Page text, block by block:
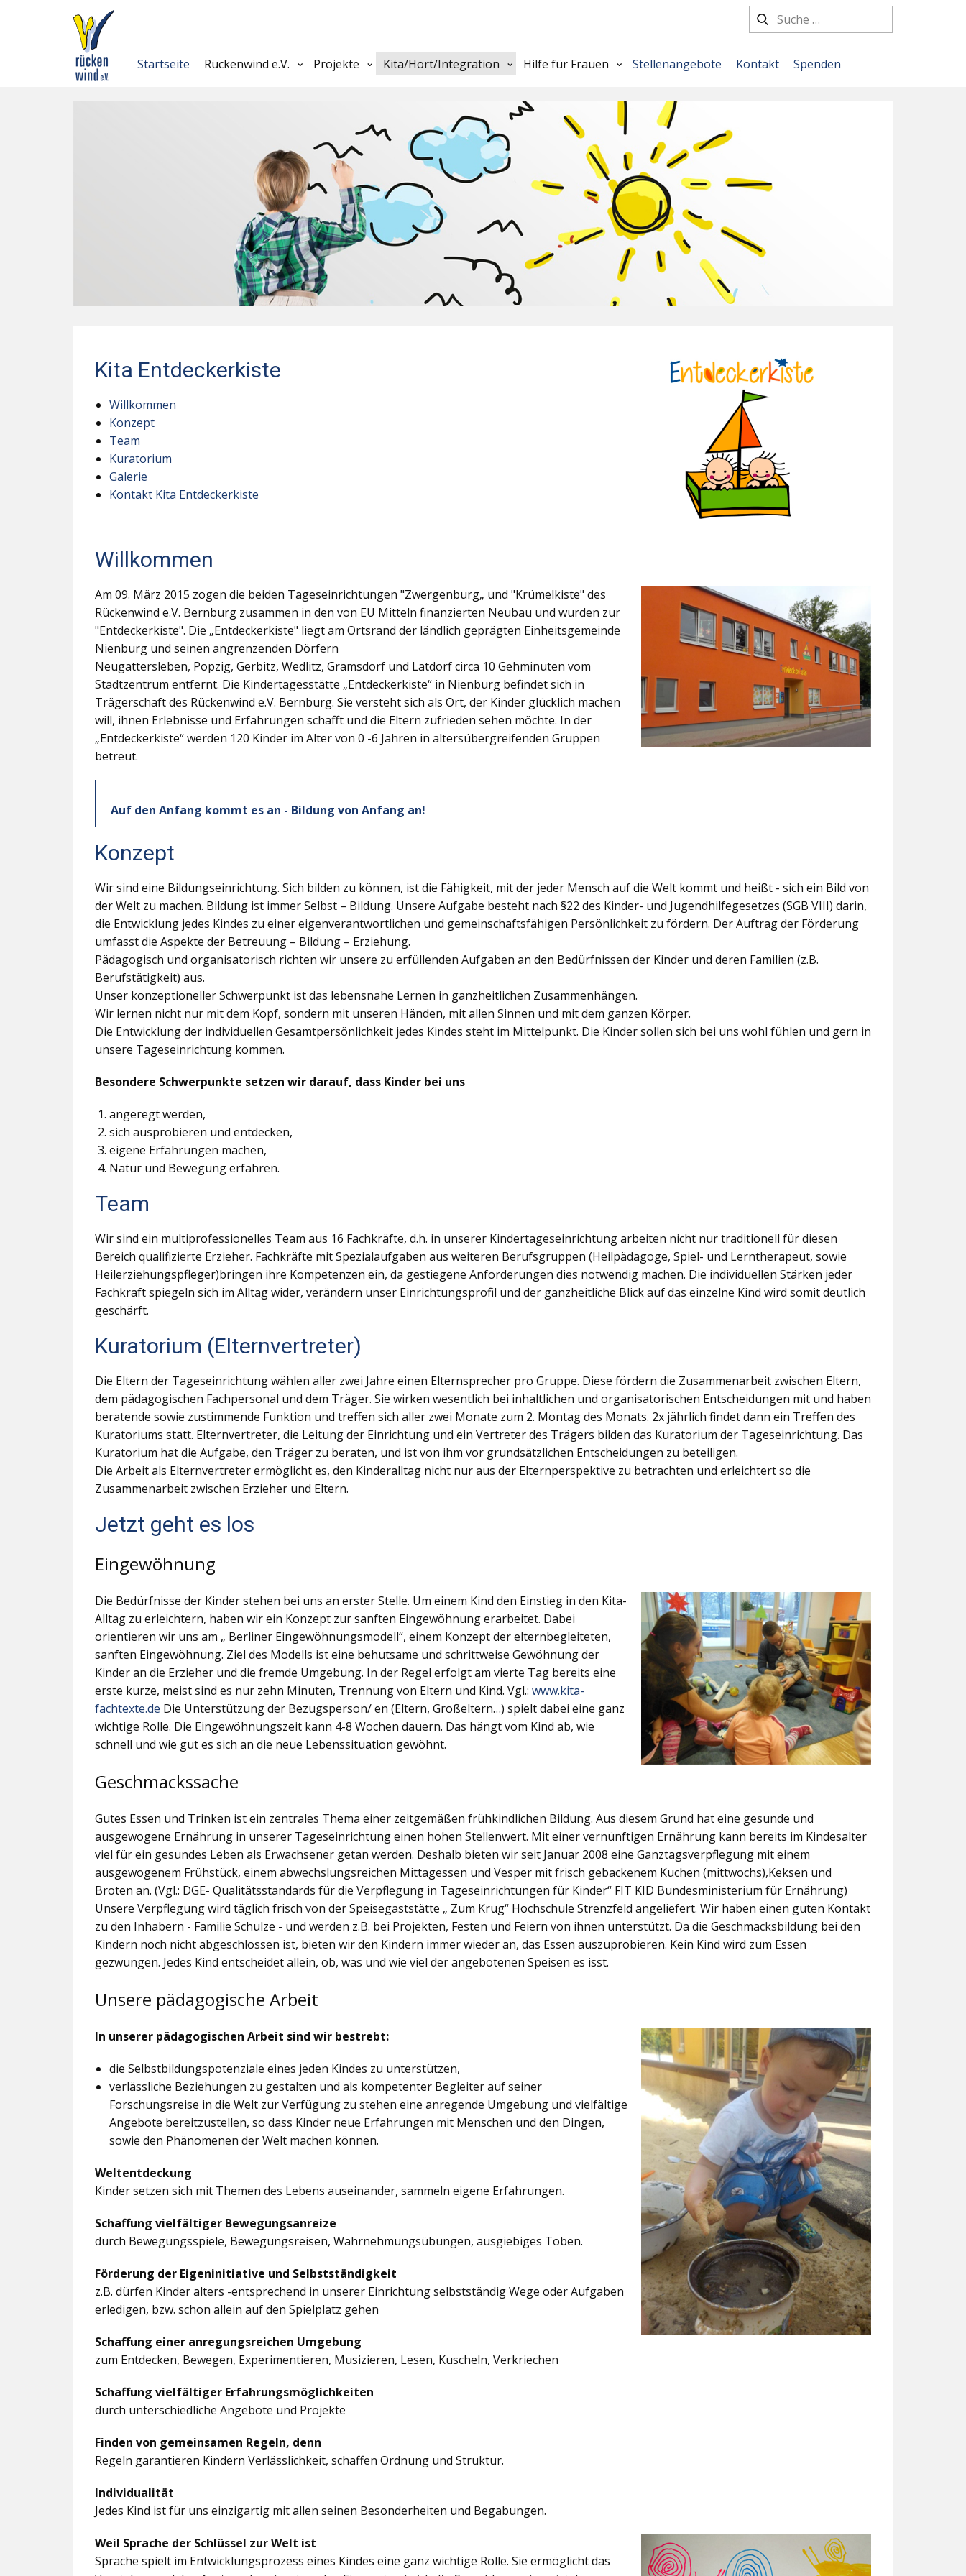
Startseite Rückenwind e.V. Projekte Kita/Hort/Integration Hilfe für Frauen Stellenangebote Kontakt Spenden
Kita Entdeckerkiste
Willkommen
Konzept
Team
Kuratorium
Galerie
Kontakt Kita Entdeckerkiste
Willkommen
Am 09. März 2015 zogen die beiden Tageseinrichtungen "Zwergenburg„ und "Krümelkiste" des
Rückenwind e.V. Bernburg zusammen in den von EU Mitteln finanzierten Neubau und wurden zur
"Entdeckerkiste". Die „Entdeckerkiste" liegt am Ortsrand der ländlich geprägten Einheitsgemeinde
Nienburg und seinen angrenzenden Dörfern
Neugattersleben, Popzig, Gerbitz, Wedlitz, Gramsdorf und Latdorf circa 10 Gehminuten vom
Stadtzentrum entfernt. Die Kindertagesstätte „Entdeckerkiste“ in Nienburg befindet sich in
Trägerschaft des Rückenwind e.V. Bernburg. Sie versteht sich als Ort, der Kinder glücklich machen
will, ihnen Erlebnisse und Erfahrungen schafft und die Eltern zufrieden sehen möchte. In der
„Entdeckerkiste“ werden 120 Kinder im Alter von 0 -6 Jahren in altersübergreifenden Gruppen
betreut.
Auf den Anfang kommt es an - Bildung von Anfang an!
Konzept
Wir sind eine Bildungseinrichtung. Sich bilden zu können, ist die Fähigkeit, mit der jeder Mensch auf die Welt kommt und heißt - sich ein Bild von
der Welt zu machen. Bildung ist immer Selbst – Bildung. Unsere Aufgabe besteht nach §22 des Kinder- und Jugendhilfegesetzes (SGB VIII) darin,
die Entwicklung jedes Kindes zu einer eigenverantwortlichen und gemeinschaftsfähigen Persönlichkeit zu fördern. Der Auftrag der Förderung
umfasst die Aspekte der Betreuung – Bildung – Erziehung.
Pädagogisch und organisatorisch richten wir unsere zu erfüllenden Aufgaben an den Bedürfnissen der Kinder und deren Familien (z.B.
Berufstätigkeit) aus.
Unser konzeptioneller Schwerpunkt ist das lebensnahe Lernen in ganzheitlichen Zusammenhängen.
Wir lernen nicht nur mit dem Kopf, sondern mit unseren Händen, mit allen Sinnen und mit dem ganzen Körper.
Die Entwicklung der individuellen Gesamtpersönlichkeit jedes Kindes steht im Mittelpunkt. Die Kinder sollen sich bei uns wohl fühlen und gern in
unsere Tageseinrichtung kommen.
Besondere Schwerpunkte setzen wir darauf, dass Kinder bei uns
angeregt werden,
sich ausprobieren und entdecken,
eigene Erfahrungen machen,
Natur und Bewegung erfahren.
Team
Wir sind ein multiprofessionelles Team aus 16 Fachkräfte, d.h. in unserer Kindertageseinrichtung arbeiten nicht nur traditionell für diesen
Bereich qualifizierte Erzieher. Fachkräfte mit Spezialaufgaben aus weiteren Berufsgruppen (Heilpädagoge, Spiel- und Lerntherapeut, sowie
Heilerziehungspfleger)bringen ihre Kompetenzen ein, da gestiegene Anforderungen dies notwendig machen. Die individuellen Stärken jeder
Fachkraft spiegeln sich im Alltag wider, verändern unser Einrichtungsprofil und der ganzheitliche Blick auf das einzelne Kind wird somit deutlich
geschärft.
Kuratorium (Elternvertreter)
Die Eltern der Tageseinrichtung wählen aller zwei Jahre einen Elternsprecher pro Gruppe. Diese fördern die Zusammenarbeit zwischen Eltern,
dem pädagogischen Fachpersonal und dem Träger. Sie wirken wesentlich bei inhaltlichen und organisatorischen Entscheidungen mit und haben
beratende sowie zustimmende Funktion und treffen sich aller zwei Monate zum 2. Montag des Monats. 2x jährlich findet dann ein Treffen des
Kuratoriums statt. Elternvertreter, die Leitung der Einrichtung und ein Vertreter des Trägers bilden das Kuratorium der Tageseinrichtung. Das
Kuratorium hat die Aufgabe, den Träger zu beraten, und ist von ihm vor grundsätzlichen Entscheidungen zu beteiligen.
Die Arbeit als Elternvertreter ermöglicht es, den Kinderalltag nicht nur aus der Elternperspektive zu betrachten und erleichtert so die
Zusammenarbeit zwischen Erzieher und Eltern.
Jetzt geht es los
Eingewöhnung
Die Bedürfnisse der Kinder stehen bei uns an erster Stelle. Um einem Kind den Einstieg in den Kita-
Alltag zu erleichtern, haben wir ein Konzept zur sanften Eingewöhnung erarbeitet. Dabei
orientieren wir uns am „ Berliner Eingewöhnungsmodell“, einem Konzept der elternbegleiteten,
sanften Eingewöhnung. Ziel des Modells ist eine behutsame und schrittweise Gewöhnung der
Kinder an die Erzieher und die fremde Umgebung. In der Regel erfolgt am vierte Tag bereits eine
erste kurze, meist sind es nur zehn Minuten, Trennung von Eltern und Kind. Vgl.: www.kita-
fachtexte.de Die Unterstützung der Bezugsperson/ en (Eltern, Großeltern…) spielt dabei eine ganz
wichtige Rolle. Die Eingewöhnungszeit kann 4-8 Wochen dauern. Das hängt vom Kind ab, wie
schnell und wie gut es sich an die neue Lebenssituation gewöhnt.
Geschmackssache
Gutes Essen und Trinken ist ein zentrales Thema einer zeitgemäßen frühkindlichen Bildung. Aus diesem Grund hat eine gesunde und
ausgewogene Ernährung in unserer Tageseinrichtung einen hohen Stellenwert. Mit einer vernünftigen Ernährung kann bereits im Kindesalter
viel für ein gesundes Leben als Erwachsener getan werden. Deshalb bieten wir seit Januar 2008 eine Ganztagsverpflegung mit einem
ausgewogenem Frühstück, einem abwechslungsreichen Mittagessen und Vesper mit frisch gebackenem Kuchen (mittwochs),Keksen und
Broten an. (Vgl.: DGE- Qualitätsstandards für die Verpflegung in Tageseinrichtungen für Kinder“ FIT KID Bundesministerium für Ernährung)
Unsere Verpflegung wird täglich frisch von der Speisegaststätte „ Zum Krug“ Hochschule Strenzfeld angeliefert. Wir haben einen guten Kontakt
zu den Inhabern - Familie Schulze - und werden z.B. bei Projekten, Festen und Feiern von ihnen unterstützt. Da die Geschmacksbildung bei den
Kindern noch nicht abgeschlossen ist, bieten wir den Kindern immer wieder an, das Essen auszuprobieren. Kein Kind wird zum Essen
gezwungen. Jedes Kind entscheidet allein, ob, was und wie viel der angebotenen Speisen es isst.
Unsere pädagogische Arbeit
In unserer pädagogischen Arbeit sind wir bestrebt:
die Selbstbildungspotenziale eines jeden Kindes zu unterstützen,
verlässliche Beziehungen zu gestalten und als kompetenter Begleiter auf seiner
Forschungsreise in die Welt zur Verfügung zu stehen eine anregende Umgebung und vielfältige
Angebote bereitzustellen, so dass Kinder neue Erfahrungen mit Menschen und den Dingen,
sowie den Phänomenen der Welt machen können.
Weltentdeckung
Kinder setzen sich mit Themen des Lebens auseinander, sammeln eigene Erfahrungen.
Schaffung vielfältiger Bewegungsanreize
durch Bewegungsspiele, Bewegungsreisen, Wahrnehmungsübungen, ausgiebiges Toben.
Förderung der Eigeninitiative und Selbstständigkeit
z.B. dürfen Kinder alters -entsprechend in unserer Einrichtung selbstständig Wege oder Aufgaben
erledigen, bzw. schon allein auf den Spielplatz gehen
Schaffung einer anregungsreichen Umgebung
zum Entdecken, Bewegen, Experimentieren, Musizieren, Lesen, Kuscheln, Verkriechen
Schaffung vielfältiger Erfahrungsmöglichkeiten
durch unterschiedliche Angebote und Projekte
Finden von gemeinsamen Regeln, denn
Regeln garantieren Kindern Verlässlichkeit, schaffen Ordnung und Struktur.
Individualität
Jedes Kind ist für uns einzigartig mit allen seinen Besonderheiten und Begabungen.
Weil Sprache der Schlüssel zur Welt ist
Sprache spielt im Entwicklungsprozess eines Kindes eine ganz wichtige Rolle. Sie ermöglicht das